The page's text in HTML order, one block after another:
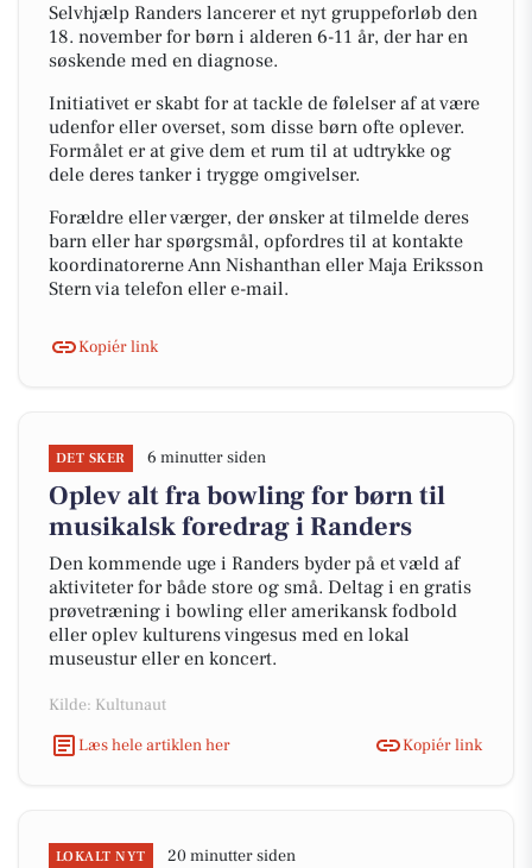
Selvhjælp Randers lancerer et nyt gruppeforløb den
18. november for børn i alderen 6-11 år, der har en
søskende med en diagnose.
Initiativet er skabt for at tackle de følelser af at være
udenfor eller overset, som disse børn ofte oplever.
Formålet er at give dem et rum til at udtrykke og
dele deres tanker i trygge omgivelser.
Forældre eller værger, der ønsker at tilmelde deres
barn eller har spørgsmål, opfordres til at kontakte
koordinatorerne Ann Nishanthan eller Maja Eriksson
Stern via telefon eller e-mail.
Kopiér link
DET SKER 6 minutter siden
Oplev alt fra bowling for børn til
musikalsk foredrag i Randers
Den kommende uge i Randers byder på et væld af
aktiviteter for både store og små. Deltag i en gratis
prøvetræning i bowling eller amerikansk fodbold
eller oplev kulturens vingesus med en lokal
museustur eller en koncert.
Kilde: Kultunaut
Læs hele artiklen her
Kopiér link
LOKALT NYT 20 minutter siden